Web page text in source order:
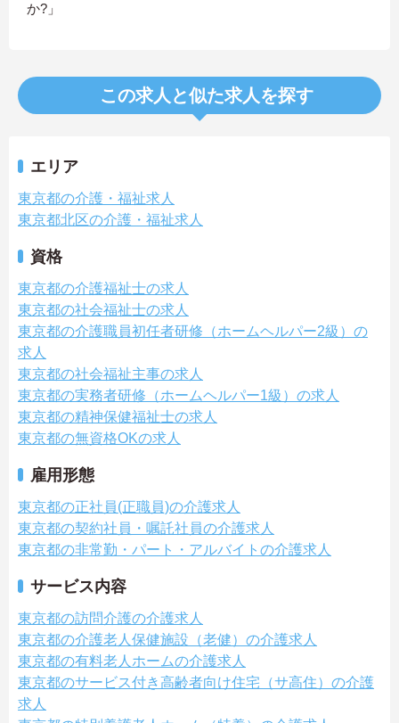
か?」
この求人と似た求人を探す
エリア
東京都の介護・福祉求人
東京都北区の介護・福祉求人
資格
東京都の介護福祉士の求人
東京都の社会福祉士の求人
東京都の介護職員初任者研修（ホームヘルパー2級）の
求人
東京都の社会福祉主事の求人
東京都の実務者研修（ホームヘルパー1級）の求人
東京都の精神保健福祉士の求人
東京都の無資格OKの求人
雇用形態
東京都の正社員(正職員)の介護求人
東京都の契約社員・嘱託社員の介護求人
東京都の非常勤・パート・アルバイトの介護求人
サービス内容
東京都の訪問介護の介護求人
東京都の介護老人保健施設（老健）の介護求人
東京都の有料老人ホームの介護求人
東京都のサービス付き高齢者向け住宅（サ高住）の介護
求人